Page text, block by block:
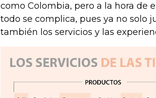
como Colombia, pero a la hora de
todo se complica, pues ya no solo
también los servicios y las